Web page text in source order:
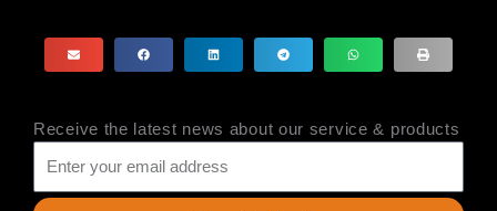
Receive the latest news about our service & products